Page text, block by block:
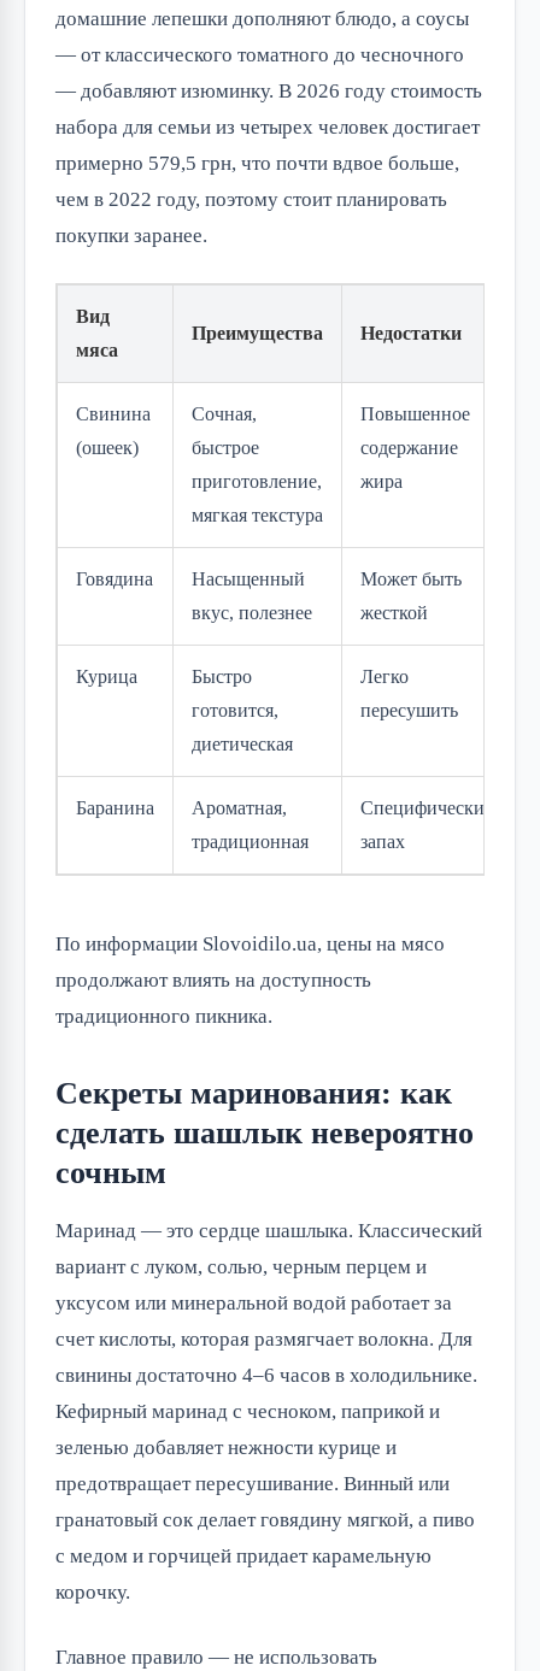
домашние лепешки дополняют блюдо, а соусы
— от классического томатного до чесночного
— добавляют изюминку. В 2026 году стоимость
набора для семьи из четырех человек достигает
примерно 579,5 грн, что почти вдвое больше,
чем в 2022 году, поэтому стоит планировать
покупки заранее.
Вид
мяса
Преимущества Недостатки
Свинина
(ошеек)
Сочная,
быстрое
приготовление,
мягкая текстура
Повышенное
содержание
жира
Говядина
Насыщенный
вкус, полезнее
Может быть
жесткой
Курица
Быстро
готовится,
диетическая
Легко
пересушить
Баранина
Ароматная,
традиционная
Специфический
запах
По информации Slovoidilo.ua, цены на мясо
продолжают влиять на доступность
традиционного пикника.
Секреты маринования: как
сделать шашлык невероятно
сочным
Маринад — это сердце шашлыка. Классический
вариант с луком, солью, черным перцем и
уксусом или минеральной водой работает за
счет кислоты, которая размягчает волокна. Для
свинины достаточно 4–6 часов в холодильнике.
Кефирный маринад с чесноком, паприкой и
зеленью добавляет нежности курице и
предотвращает пересушивание. Винный или
гранатовый сок делает говядину мягкой, а пиво
с медом и горчицей придает карамельную
корочку.
Главное правило — не использовать